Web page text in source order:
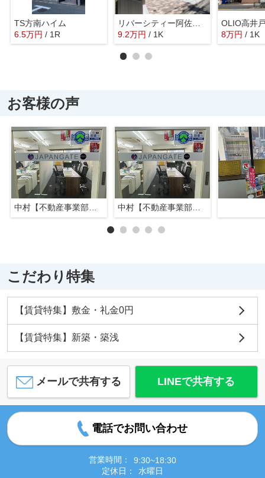
TS方南ハイム
6.5万円 / 1R
リバーシティー阿佐ヶ谷
9.2万円 / 1K
OLIO高井
8万円 / 1K
お客様の声
こだわり特集
【賃貸特集】敷金・礼金0円
【賃貸特集】新築・築浅
メールで共有する LINEで共有する
電話でお問い合わせ
営業時間：
9:30~18:30
定休日：
水曜日